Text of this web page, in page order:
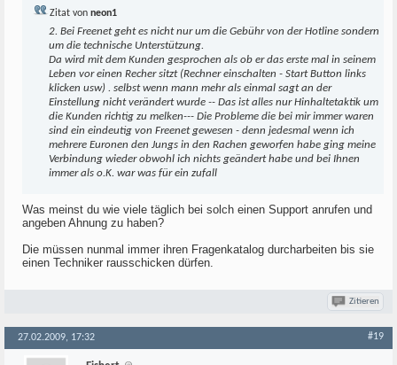
Zitat von neon1
2. Bei Freenet geht es nicht nur um die Gebühr von der Hotline sondern
um die technische Unterstützung.
Da wird mit dem Kunden gesprochen als ob er das erste mal in seinem
Leben vor einen Recher sitzt (Rechner einschalten - Start Button links
klicken usw) . selbst wenn mann mehr als einmal sagt an der
Einstellung nicht verändert wurde -- Das ist alles nur Hinhaltetaktik um
die Kunden richtig zu melken--- Die Probleme die bei mir immer waren
sind ein eindeutig von Freenet gewesen - denn jedesmal wenn ich
mehrere Euronen den Jungs in den Rachen geworfen habe ging meine
Verbindung wieder obwohl ich nichts geändert habe und bei Ihnen
immer als o.K. war was für ein zufall
Was meinst du wie viele täglich bei solch einen Support anrufen und
angeben Ahnung zu haben?
Die müssen nunmal immer ihren Fragenkatalog durcharbeiten bis sie
einen Techniker rausschicken dürfen.
Zitieren
27.02.2009, 17:32 #19